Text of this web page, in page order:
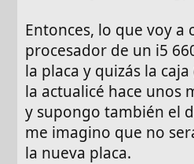
Entonces, lo que voy a
procesador de un i5
la placa y quizás la
la actualicé hace unos
y supongo también el
me imagino que no
la nueva placa.